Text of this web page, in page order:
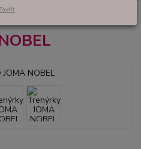
JOMA NOBEL